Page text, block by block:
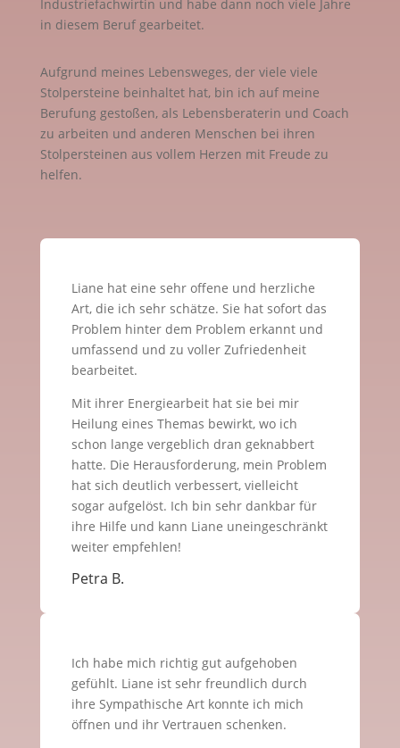
Industriefachwirtin und habe dann noch viele Jahre
in diesem Beruf gearbeitet.
Aufgrund meines Lebensweges, der viele viele
Stolpersteine beinhaltet hat, bin ich auf meine
Berufung gestoßen, als Lebensberaterin und Coach
zu arbeiten und anderen Menschen bei ihren
Stolpersteinen aus vollem Herzen mit Freude zu
helfen.
Liane hat eine sehr offene und herzliche
Art, die ich sehr schätze. Sie hat sofort das
Problem hinter dem Problem erkannt und
umfassend und zu voller Zufriedenheit
bearbeitet.
Mit ihrer Energiearbeit hat sie bei mir
Heilung eines Themas bewirkt, wo ich
schon lange vergeblich dran geknabbert
hatte. Die Herausforderung, mein Problem
hat sich deutlich verbessert, vielleicht
sogar aufgelöst. Ich bin sehr dankbar für
ihre Hilfe und kann Liane uneingeschränkt
weiter empfehlen!
Petra B.
Ich habe mich richtig gut aufgehoben
gefühlt. Liane ist sehr freundlich durch
ihre Sympathische Art konnte ich mich
öffnen und ihr Vertrauen schenken.